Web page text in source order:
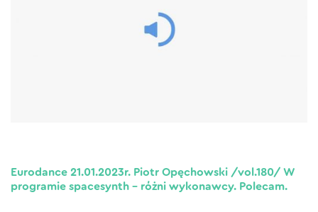
Eurodance 21.01.2023r. Piotr Opęchowski /vol.180/ W
programie spacesynth – różni wykonawcy. Polecam.